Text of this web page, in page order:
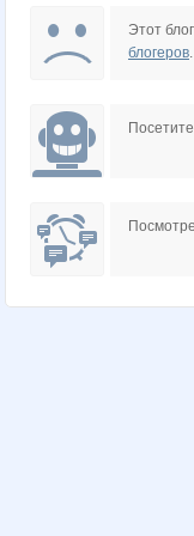
IRES
Этот
блогеров.